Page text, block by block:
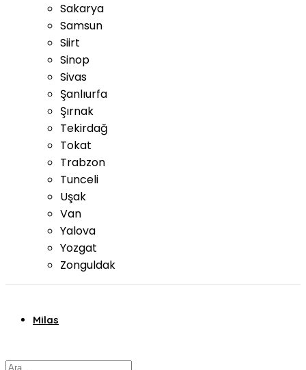
Sakarya
Samsun
Siirt
Sinop
Sivas
Şanlıurfa
Şırnak
Tekirdağ
Tokat
Trabzon
Tunceli
Uşak
Van
Yalova
Yozgat
Zonguldak
Milas